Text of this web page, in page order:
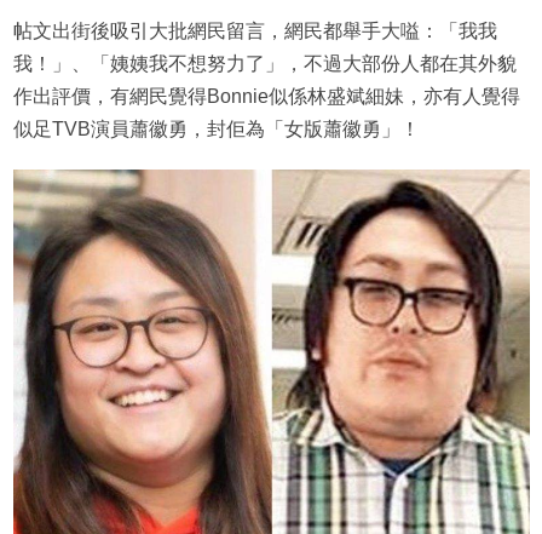
帖文出街後吸引大批網民留言，網民都舉手大嗌：「我我
我！」、「姨姨我不想努力了」，不過大部份人都在其外貌
作出評價，有網民覺得Bonnie似係林盛斌細妹，亦有人覺得
似足TVB演員蕭徽勇，封佢為「女版蕭徽勇」！